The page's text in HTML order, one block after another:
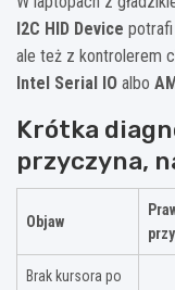
I2C HID Device
ale też z kontrolerem
Intel Serial IO albo
Krótka
przyczyna,
Objaw
Brak kursora po